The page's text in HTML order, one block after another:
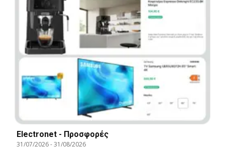
Electronet - Προσφορές
31/07/2026-31/08/2026